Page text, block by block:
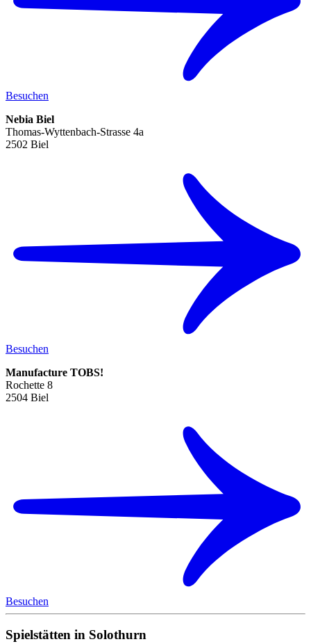
Besuchen
Nebia Biel
Thomas-Wyttenbach-Strasse 4a
2502 Biel
Besuchen
Manufacture TOBS!
Rochette 8
2504 Biel
Besuchen
Spielstätten in Solothurn